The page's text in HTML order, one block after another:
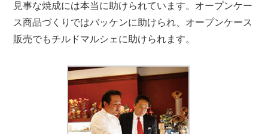
見事な焼成には本当に助けられています。オープンケー
ス商品づくりではバッケンに助けられ、オープンケース
販売でもチルドマルシェに助けられます。